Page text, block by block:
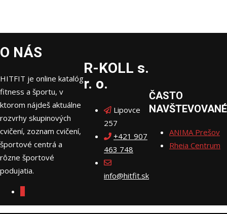
O NÁS
HITFIT je online katalóg
fitness a športu, v
ktorom nájdeš aktuálne
rozvrhy skupinových
cvičení, zoznam cvičení,
športové centrá a
rôzne športové
podujatia.
R-KOLL s.
r. o.
Lipovce
257
+421 907
463 748
info@hitfit.sk
ČASTO
NAVŠTEVOVANÉ
ANIMA Prešov
Rheia Centrum